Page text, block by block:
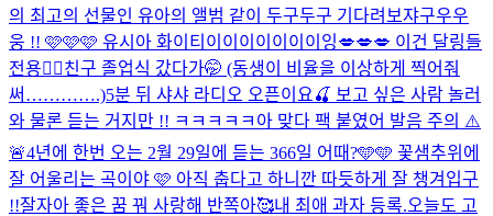
의 최고의 선물인 유아의 앨범 같이 두구두구 기다려보쟈구우우
웅 !! 🩷🩷🩷 유시아 화이티이이이이이이이잉💋💋💋 이건 달링들
전용❤️‍🔥친구 졸업식 갔다가🤭 (동생이 비율을 이상하게 찍어줘
써………….)5분 뒤 샤샤 라디오 오픈이요🍒 보고 싶은 사람 놀러
와 물론 듣는 거지만 !! ㅋㅋㅋㅋㅋ아 맞다 팩 붙였어 발음 주의 ⚠️
🚨4년에 한번 오는 2월 29일에 듣는 366일 어때?🩵🩵 꽃샘추위에
잘 어울리는 곡이야 🩷 아직 춥다고 하니깐 따듯하게 잘 챙겨입구
!!잘자아 좋은 꿈 꿔 사랑해 반쪽아🥰내 최애 과자 등록.오늘도 고